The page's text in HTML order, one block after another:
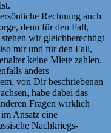
Rechnung auch
denn für den Fall,
wir gleichberechtigt
mir und für den Fall,
keine Miete zahlen.
anders
von Dir beschriebenen
habe dabei das
Fragen wirklich
Ansatz eine
Nachkriegs-